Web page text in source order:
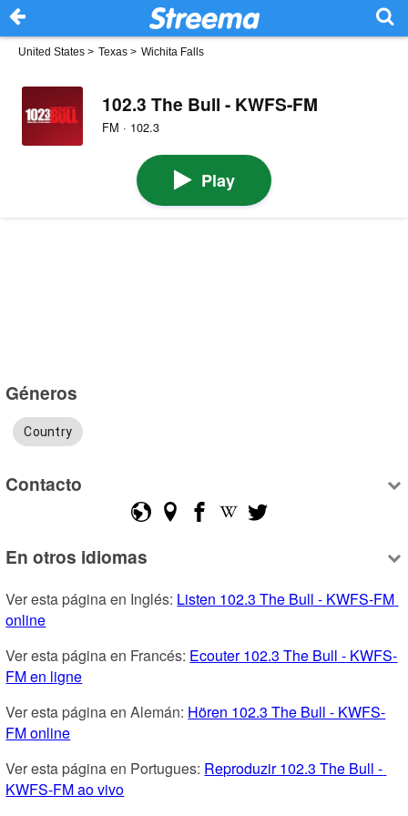
United States > Texas > Wichita Falls
102.3 The Bull - KWFS-FM
FM · 102.3
Play
Géneros
Country
Contacto
En otros idiomas
Ver esta página en Inglés: Listen 102.3 The Bull - KWFS-FM
online
Ver esta página en Francés: Ecouter 102.3 The Bull - KWFS-
FM en ligne
Ver esta página en Alemán: Hören 102.3 The Bull - KWFS-
FM online
Ver esta página en Portugues: Reproduzir 102.3 The Bull -
KWFS-FM ao vivo